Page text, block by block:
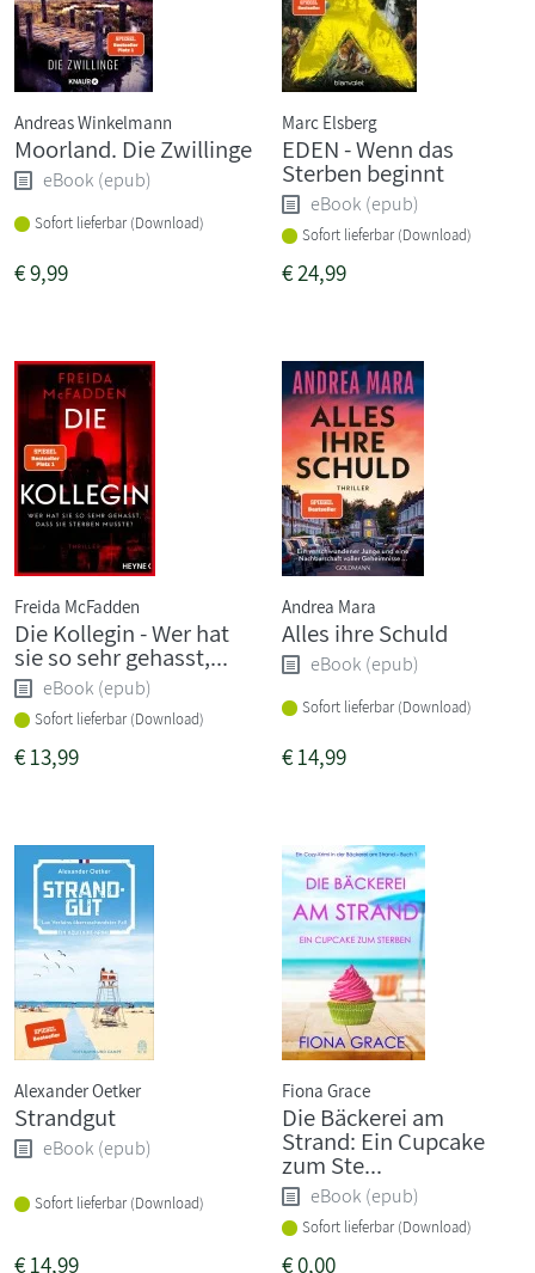
Andreas Winkelmann
Moorland. Die Zwillinge
eBook (epub)
Sofort lieferbar (Download)
€9,99
Marc Elsberg
EDEN - Wenn das
Sterben beginnt
eBook (epub)
Sofort lieferbar (Download)
€24,99
Freida McFadden
Die Kollegin - Wer hat
sie so sehr gehasst,...
eBook (epub)
Sofort lieferbar (Download)
€13,99
Andrea Mara
Alles ihre Schuld
eBook (epub)
Sofort lieferbar (Download)
€14,99
Alexander Oetker
Strandgut
eBook (epub)
Sofort lieferbar (Download)
€14,99
Fiona Grace
Die Bäckerei am
Strand: Ein Cupcake
zum Ste...
eBook (epub)
Sofort lieferbar (Download)
€0,00